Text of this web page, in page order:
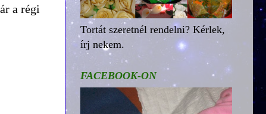
a régi
Tortát szeretnél rendelni? Kérlek,
írj nekem.
FACEBOOK-ON